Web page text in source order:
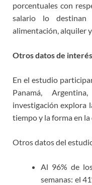
porcentuales con
salario lo destinan
alimentación, alquiler y
Otros datos de
En el estudio
Panamá,
investigación explora
tiempo y la forma en
Otros datos del
Al 96% de
semanas: el